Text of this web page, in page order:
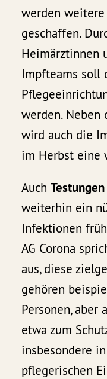
werden
geschaffen.
Heimärztinnen
Impfteams soll
werden. Neben
wird auch die
im Herbst eine
Auch
weiterhin ein
Infektionen
AG Corona
aus, diese
gehören
Personen, aber
etwa zum
insbesondere
pflegerischen